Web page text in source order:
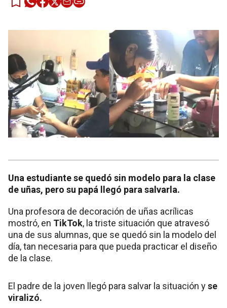
Una estudiante se quedó sin modelo para la clase
de uñas, pero su papá llegó para salvarla.
Una profesora de decoración de uñas acrílicas
mostró, en TikTok, la triste situación que atravesó
una de sus alumnas, que se quedó sin la modelo del
día, tan necesaria para que pueda practicar el diseño
de la clase.
El padre de la joven llegó para salvar la situación yse
viralizó.